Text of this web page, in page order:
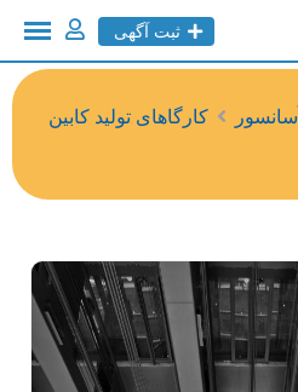
ثبت آگهی
آسانسور
کارگاهای تولید کابین